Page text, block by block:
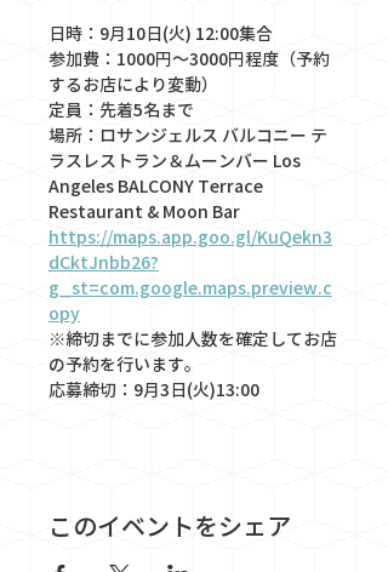
日時：9月10日(火) 12:00集合
参加費：1000円〜3000円程度（予約
するお店により変動）
定員：先着5名まで
場所：ロサンジェルス バルコニー テ
ラスレストラン＆ムーンバー Los
Angeles BALCONY Terrace
Restaurant & Moon Bar
https://maps.app.goo.gl/KuQekn3
dCktJnbb26?
g_st=com.google.maps.preview.c
opy
※締切までに参加人数を確定してお店
の予約を行います。
応募締切：9月3日(火)13:00
このイベントをシェア